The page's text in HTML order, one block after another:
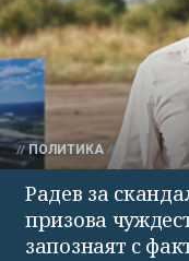
ПОЛИТИКА
Радев за
призова
запознаят с